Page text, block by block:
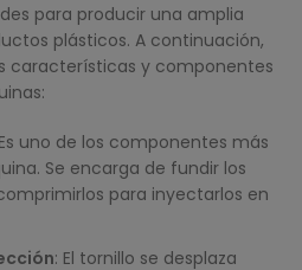
para producir una amplia
plásticos. A continuación,
características y componentes
uno de los componentes más
Se encarga de fundir los
para inyectarlos en
: El tornillo se desplaza